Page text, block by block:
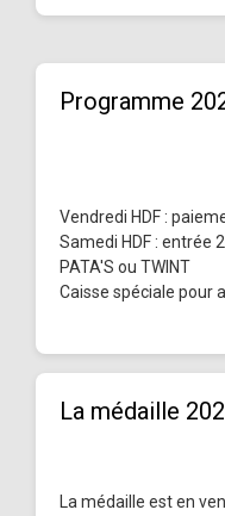
Programme
Vendredi HDF :
Samedi HDF : entrée
PATA'S ou TWINT
Caisse spéciale pour
La médaille
La médaille est en